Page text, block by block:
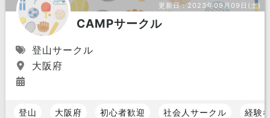
更新日：2023年09月09日(土)
CAMPサークル
登山サークル
大阪府
登山 大阪府 初心者歓迎 社会人サークル 経験